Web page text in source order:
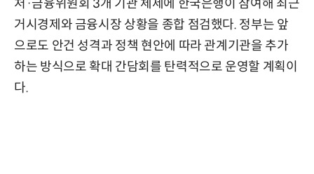
처·금융위원회 3개 기관 체제에 한국은행이 참여해 최근
거시경제와 금융시장 상황을 종합 점검했다. 정부는 앞
으로도 안건 성격과 정책 현안에 따라 관계기관을 추가
하는 방식으로 확대 간담회를 탄력적으로 운영할 계획이
다.